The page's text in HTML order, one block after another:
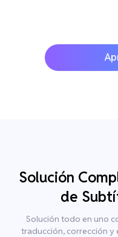
Solución
de
Solución todo en uno
traducción, corrección